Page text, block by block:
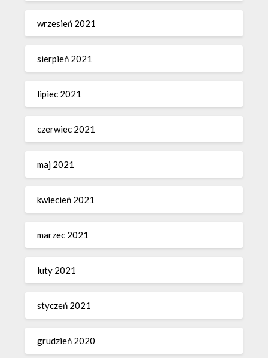
wrzesień 2021
sierpień 2021
lipiec 2021
czerwiec 2021
maj 2021
kwiecień 2021
marzec 2021
luty 2021
styczeń 2021
grudzień 2020